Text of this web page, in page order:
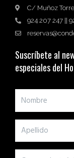
C/ Muñoz
924 207 247 ||
Suscríbete al
especiales del